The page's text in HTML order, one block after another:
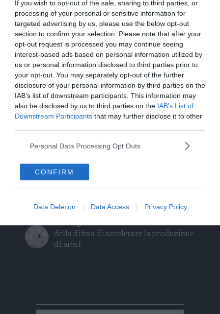
If you wish to opt-out of the sale, sharing to third parties, or
processing of your personal or sensitive information for
targeted advertising by us, please use the below opt-out
section to confirm your selection. Please note that after your
opt-out request is processed you may continue seeing
interest-based ads based on personal information utilized by
us or personal information disclosed to third parties prior to
your opt-out. You may separately opt-out of the further
disclosure of your personal information by third parties on the
IAB’s list of downstream participants. This information may
also be disclosed by us to third parties on the IAB’s List of
Downstream Participants that may further disclose it to other
Personal Data Processing Opt Outs
CONFIRM
Data Deletion Data Access Privacy Policy
I più letti
Escursione tragica in val di Non, Cles
piange “Gianni” Flaim
Orsi, un chilometro in 15 minuti: «Le
mappe degli avvistamenti possono
ingannare»
Clima, protesta a Trento: «Questo caldo
Lago di Garda, persi 40 centimetri
d’acqua in due mesi
Scontro tra due auto, otto giovani feriti
della difesa di accelerare la produzione
di armi'